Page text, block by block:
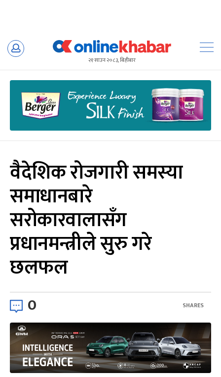
Skip
२१ साउन २०८३, बिहीबार
वैदेशिक रोजगारी समस्या
समाधानबारे
सरोकारवालासँग
प्रधानमन्त्रीले सुरु गरे
छलफल
0 SHARES